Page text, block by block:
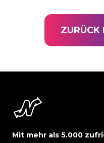
ZURÜCK
Mit mehr als 5.000